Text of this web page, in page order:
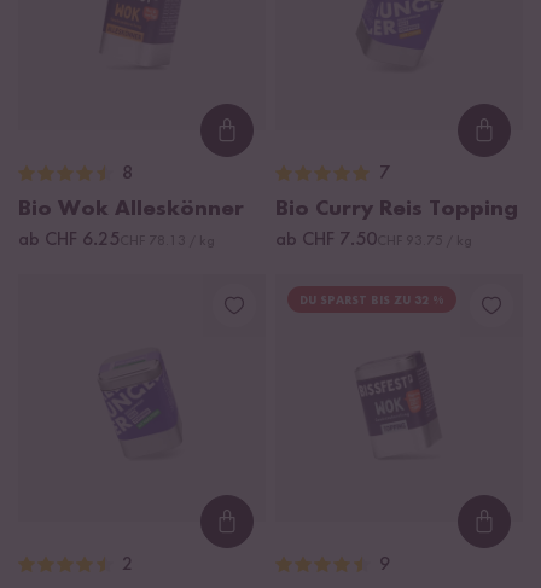
Loading...
8
Bio Wok Alleskönner
ab CHF 6.25
7
Bio Curry Reis Topping
ab CHF 7.50
Loading...
2
DU SPARST BIS ZU 32 %
9